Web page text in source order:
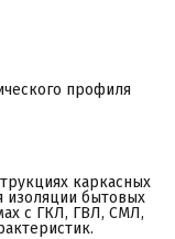
профиля
каркасных
изоляции бытовых
с ГКЛ, ГВЛ, СМЛ,